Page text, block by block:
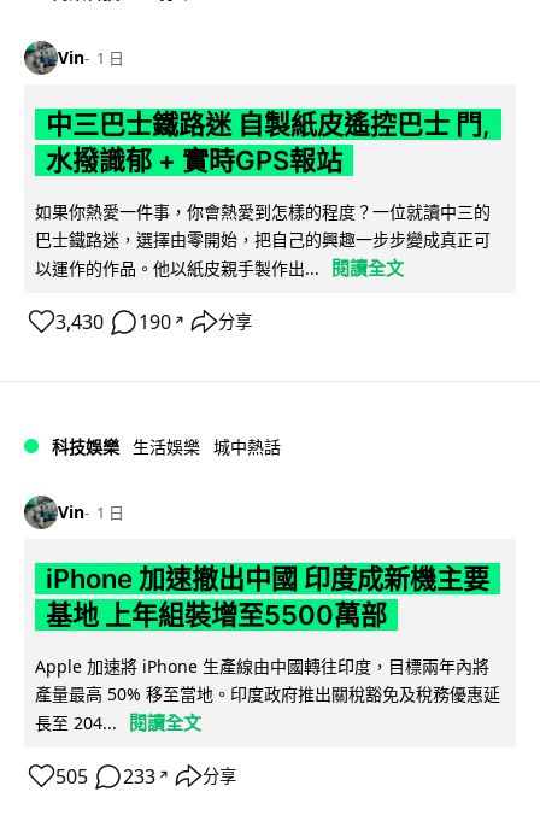
Vin 1 日
中三巴士鐵路迷 自製紙皮遙控巴士 門,
水撥識郁 + 實時GPS報站
如果你熱愛一件事，你會熱愛到怎樣的程度？一位就讀中三的
巴士鐵路迷，選擇由零開始，把自己的興趣一步步變成真正可
以運作的作品。他以紙皮親手製作出...
閱讀全文
3,430 190 ↗ 分享
科技娛樂 生活娛樂 城中熱話
Vin 1 日
iPhone 加速撤出中國 印度成新機主要
基地 上年組裝增至5500萬部
Apple 加速將 iPhone 生產線由中國轉往印度，目標兩年內將
產量最高 50% 移至當地。印度政府推出關稅豁免及稅務優惠延
長至 204...
閱讀全文
505 233 ↗ 分享